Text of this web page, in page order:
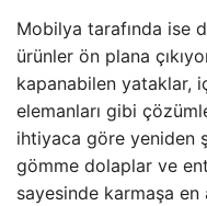
Mobilya tarafında ise
ürünler ön plana
kapanabilen yataklar,
elemanları gibi
ihtiyaca göre yeniden
gömme dolaplar ve
sayesinde karmaşa